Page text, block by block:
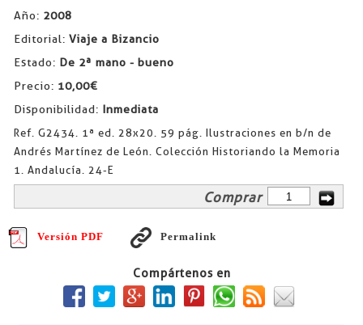
Año: 2008
Editorial: Viaje a Bizancio
Estado: De 2ª mano - bueno
Precio: 10,00€
Disponibilidad: Inmediata
Ref. G2434. 1ª ed. 28x20. 59 pág. Ilustraciones en b/n de
Andrés Martínez de León. Colección Historiando la Memoria
1. Andalucía. 24-E
Comprar
Versión PDF Permalink
Compártenos en